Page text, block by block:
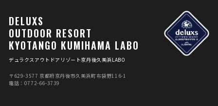
DELUXS
OUTDOOR RESORT
KYOTANGO KUMIHAMA LABO
デュラクスアウトドアリゾート京丹後久美浜LABO
〒629-3577 京都府京丹後市久美浜町布袋野116-1
電話：0772-66-3739